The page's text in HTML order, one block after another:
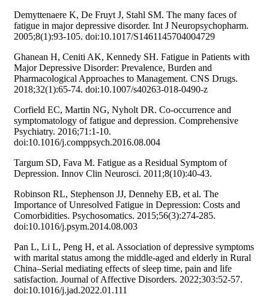
Demyttenaere K, De Fruyt J, Stahl SM. The many faces of
fatigue in major depressive disorder. Int J Neuropsychopharm.
2005;8(1):93-105. doi:10.1017/S1461145704004729
Ghanean H, Ceniti AK, Kennedy SH. Fatigue in Patients with
Major Depressive Disorder: Prevalence, Burden and
Pharmacological Approaches to Management. CNS Drugs.
2018;32(1):65-74. doi:10.1007/s40263-018-0490-z
Corfield EC, Martin NG, Nyholt DR. Co-occurrence and
symptomatology of fatigue and depression. Comprehensive
Psychiatry. 2016;71:1-10.
doi:10.1016/j.comppsych.2016.08.004
Targum SD, Fava M. Fatigue as a Residual Symptom of
Depression. Innov Clin Neurosci. 2011;8(10):40-43.
Robinson RL, Stephenson JJ, Dennehy EB, et al. The
Importance of Unresolved Fatigue in Depression: Costs and
Comorbidities. Psychosomatics. 2015;56(3):274-285.
doi:10.1016/j.psym.2014.08.003
Pan L, Li L, Peng H, et al. Association of depressive symptoms
with marital status among the middle-aged and elderly in Rural
China–Serial mediating effects of sleep time, pain and life
satisfaction. Journal of Affective Disorders. 2022;303:52-57.
doi:10.1016/j.jad.2022.01.111